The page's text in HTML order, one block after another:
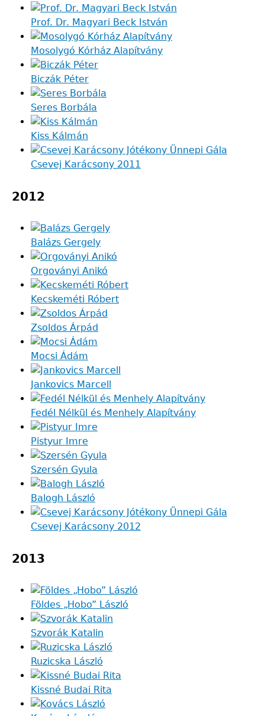
Prof. Dr. Magyari Beck István
Mosolygó Kórház Alapítvány
Biczák Péter
Seres Borbála
Kiss Kálmán
Csevej Karácsony 2011
2012
Balázs Gergely
Orgoványi Anikó
Kecskeméti Róbert
Zsoldos Árpád
Mocsi Ádám
Jankovics Marcell
Fedél Nélkül és Menhely Alapítvány
Pistyur Imre
Szersén Gyula
Balogh László
Csevej Karácsony 2012
2013
Földes „Hobo” László
Szvorák Katalin
Ruzicska László
Kissné Budai Rita